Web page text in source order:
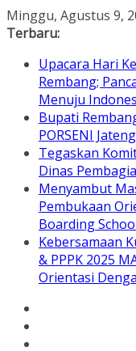
Skip
to
Minggu, Agustus 9,
Terbaru:
Upacara Hari
Rembang;
Menuju
Bupati
PORSENI
Tegaskan
Dinas
Menyambut
Pembukaan
Boarding
Kebersamaan
& PPPK 2025
Orientasi